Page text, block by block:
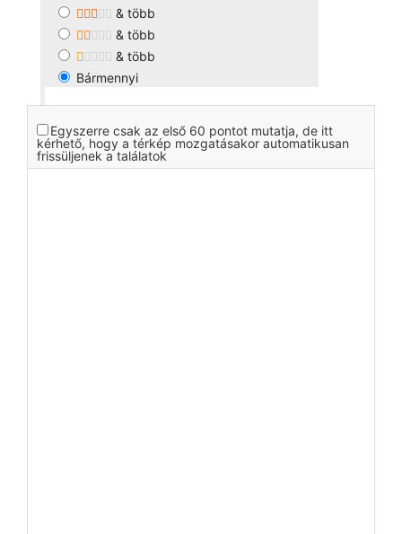
& több
& több
& több
Bármennyi
Egyszerre csak az első 60 pontot mutatja, de itt
kérhető, hogy a térkép mozgatásakor automatikusan
frissüljenek a találatok